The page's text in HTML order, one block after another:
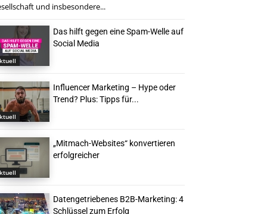
und insbesondere...
Das hilft gegen eine Spam-Welle auf
Social Media
Influencer Marketing – Hype oder
Trend? Plus: Tipps für...
„Mitmach-Websites“ konvertieren
erfolgreicher
Datengetriebenes B2B-Marketing: 4
Schlüssel zum Erfolg